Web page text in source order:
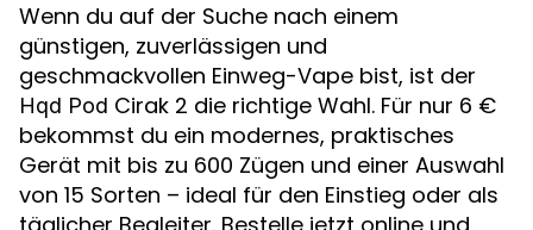
Wenn du auf der Suche nach einem
günstigen, zuverlässigen und
geschmackvollen Einweg-Vape bist, ist der
Hqd Pod Cirak 2 die richtige Wahl. Für nur 6 €
bekommst du ein modernes, praktisches
Gerät mit bis zu 600 Zügen und einer Auswahl
von 15 Sorten – ideal für den Einstieg oder als